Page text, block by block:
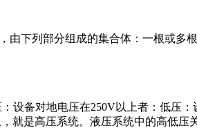
由下列部分组成的集合体：一根或多
设备对地电压在250V以上者：低压：
就是高压系统。液压系统中的高低压